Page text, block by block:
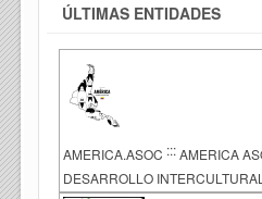
ÚLTIMAS ENTIDADES
AMERICA.ASOC ::: AMERICA
DESARROLLO INTERCULTURAL